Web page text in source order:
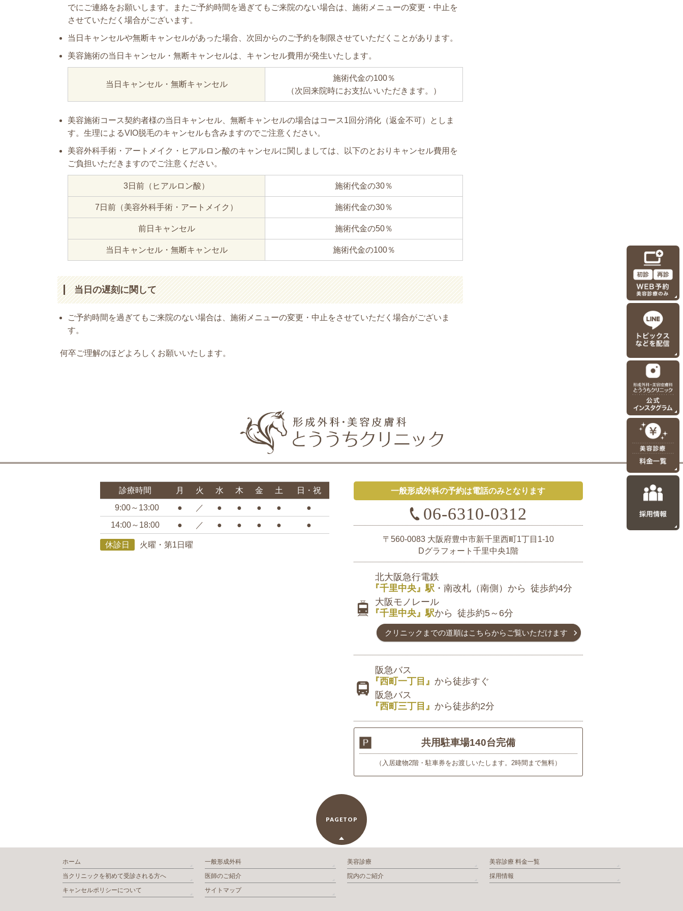
でにご連絡をお願いします。またご予約時間を過ぎてもご来院のない場合は、施術メニューの変更・中止を
させていただく場合がございます。
当日キャンセルや無断キャンセルがあった場合、次回からのご予約を制限させていただくことがあります。
美容施術の当日キャンセル・無断キャンセルは、キャンセル費用が発生いたします。
当日キャンセル・ 無断キャンセル
施術代金の100％
（次回来院時にお支払いいただきます。）
美容施術コース契約者様の当日キャンセル、無断キャンセルの場合はコース1回分消化（返金不可）としま
す。生理によるVIO脱毛のキャンセルも含みますのでご注意ください。
美容外科手術・アートメイク・ヒアルロン酸のキャンセルに関しましては、以下のとおりキャンセル費用を
ご負担いただきますのでご注意ください。
3日前（ヒアルロン酸） 施術代金の30％
7日前（美容外科手術・アートメイク） 施術代金の30％
前日キャンセル 施術代金の50％
当日キャンセル・ 無断キャンセル 施術代金の100％
当日の遅刻に関して
ご予約時間を過ぎてもご来院のない場合は 、施術メニューの変更・中止をさせていただく場合がございま
す。
何卒ご理解のほどよろしくお願いいたします。
診療時間 月 火 水 木 金 土
日・祝
9:00～13:00
● ／ ● ● ● ●
●
14:00～18:00
● ／ ● ● ● ● ●
休診日 火曜・第1日曜
一般形成外科の予約は電話のみとなります
06-6310-0312
〒560-0083 大阪府豊中市新千里西町1丁目1-10
Dグラフォート千里中央1階
北大阪急行電鉄
『千里中央』駅 ・南改札（南側）から 徒歩約4分
大阪モノレール
『千里中央』駅から 徒歩約5～6分
クリニックまでの道順はこちらからご覧いただけます
阪急バス
『西町一丁目』 から徒歩すぐ
阪急バス
『西町三丁目』 から徒歩約2分
共用駐車場140台完備
（入居建物2階・駐車券をお渡しいたします。2時間まで無料）
PAGETOP
ホーム 一般形成外科 美容診療
美容診療 料金一覧
当クリニックを初めて受診される方へ
医師のご紹介 院内のご紹介
採用情報
キャンセルポリシーについて
サイトマップ